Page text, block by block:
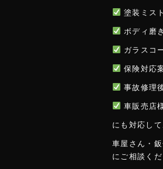
塗装ミス
ボディ磨
ガラスコ
保険対応
事故修理
車販売店
にも対応し
車屋さん・
にご相談く